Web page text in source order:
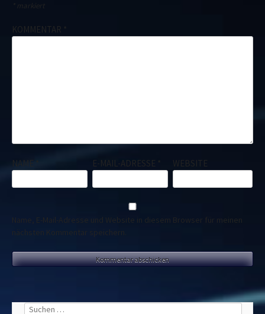
* markiert
KOMMENTAR *
NAME E-MAIL-ADRESSE * WEBSITE
Name, E-Mail-Adresse und Website in diesem Browser für meinen
nächsten Kommentar speichern.
Suchen